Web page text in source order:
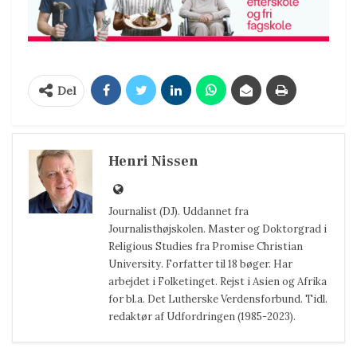
Del
Henri Nissen
Journalist (DJ). Uddannet fra
Journalisthøjskolen. Master og Doktorgrad i
Religious Studies fra Promise Christian
University. Forfatter til 18 bøger. Har
arbejdet i Folketinget. Rejst i Asien og Afrika
for bl.a. Det Lutherske Verdensforbund. Tidl.
redaktør af Udfordringen (1985-2023).